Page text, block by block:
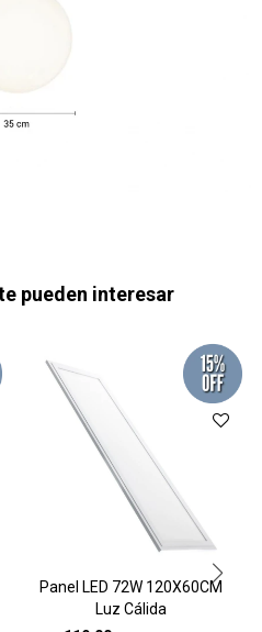
pueden interesar
Panel LED 72W 120X60CM
Luz Cálida